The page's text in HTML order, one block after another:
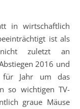
in wirtschaftlich
ist als
zuletzt an
2016 und
für Jahr um das
so wichtigen TV-
graue Mäuse